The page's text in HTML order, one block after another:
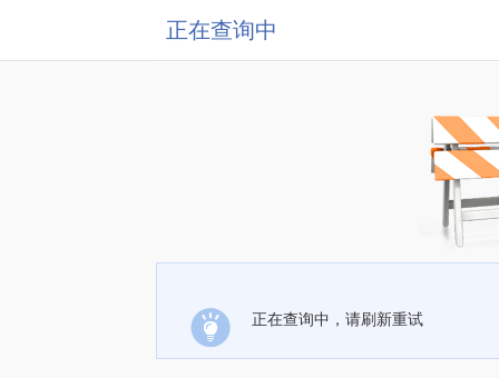
正在查询中
正在查询中，请刷新重试